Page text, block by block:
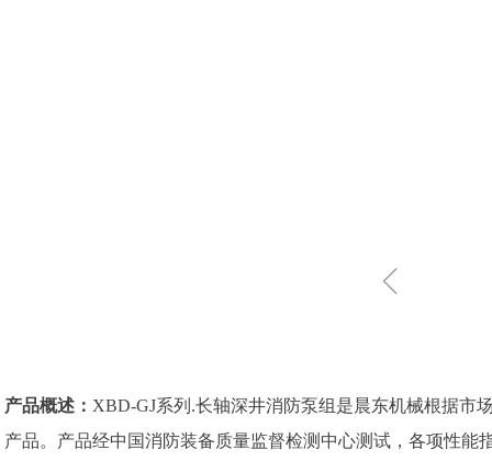
产品概述： XBD-GJ系列.长轴深井消防泵组是晨东机械根据市
产品。产品经中国消防装备质量监督检测中心测试，各项性能
ꁆ